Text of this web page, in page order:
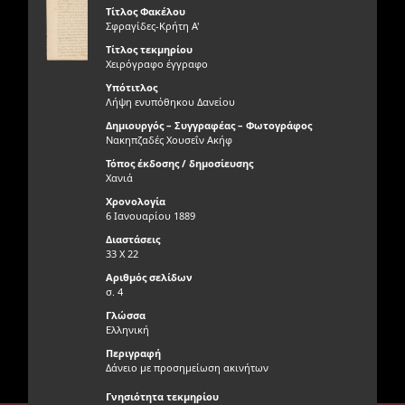
Τίτλος Φακέλου
Σφραγίδες-Κρήτη Α'
Τίτλος τεκμηρίου
Χειρόγραφο έγγραφο
Υπότιτλος
Λήψη ενυπόθηκου Δανείου
Δημιουργός – Συγγραφέας – Φωτογράφος
Νακηπζαδές Χουσεΐν Ακήφ
Τόπος έκδοσης / δημοσίευσης
Χανιά
Χρονολογία
6 Ιανουαρίου 1889
Διαστάσεις
33 Χ 22
Αριθμός σελίδων
σ. 4
Γλώσσα
Ελληνική
Περιγραφή
Δάνειο με προσημείωση ακινήτων
Γνησιότητα τεκμηρίου